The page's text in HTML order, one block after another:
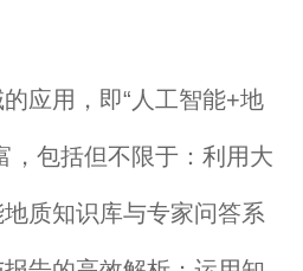
应用，即“人工智能+地
，包括但不限于：利用大
质知识库与专家问答系